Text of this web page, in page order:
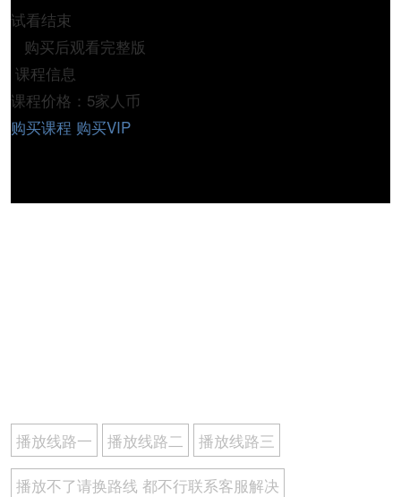
试看结束
购买后观看完整版
课程信息
课程价格：5家人币
购买课程 购买VIP
播放线路一 播放线路二
播放线路三
播放不了请换路线 都不行联系客服解决